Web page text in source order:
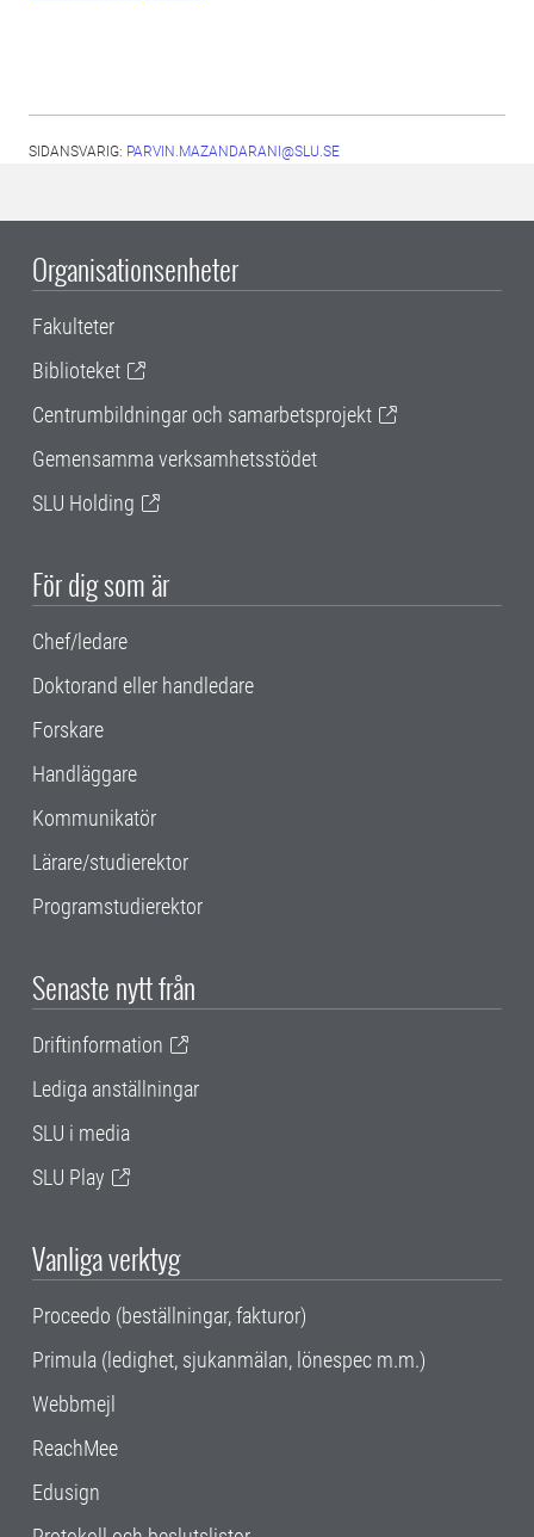
SIDANSVARIG: PARVIN.MAZANDARANI@SLU.SE
Organisationsenheter
Fakulteter
Biblioteket
Centrumbildningar och samarbetsprojekt
Gemensamma verksamhetsstödet
SLU Holding
För dig som är
Chef/ledare
Doktorand eller handledare
Forskare
Handläggare
Kommunikatör
Lärare/studierektor
Programstudierektor
Senaste nytt från
Driftinformation
Lediga anställningar
SLU i media
SLU Play
Vanliga verktyg
Proceedo (beställningar, fakturor)
Primula (ledighet, sjukanmälan, lönespec m.m.)
Webbmejl
ReachMee
Edusign